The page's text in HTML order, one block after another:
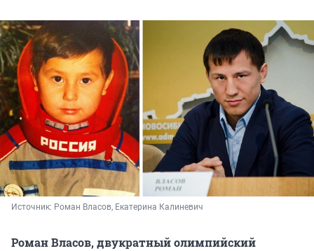
Источник: Роман Власов, Екатерина Калиневич
Роман Власов, двукратный олимпийский